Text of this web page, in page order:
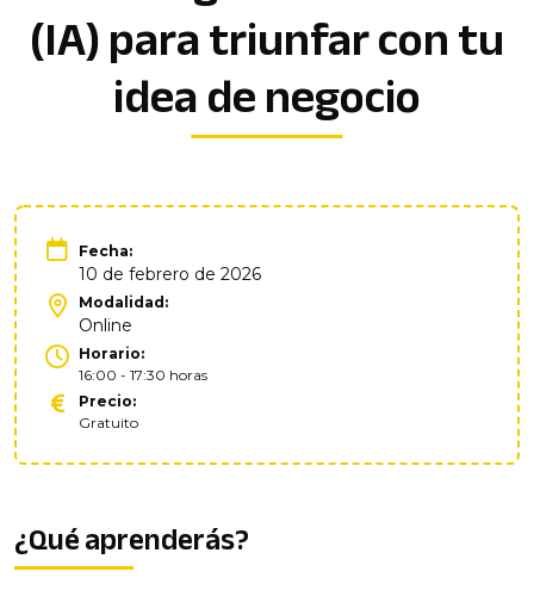
(IA) para triunfar con tu
idea de negocio
Fecha:
10 de febrero de 2026
Modalidad:
Online
Horario:
16:00 - 17:30 horas
Precio:
Gratuito
¿Qué aprenderás?